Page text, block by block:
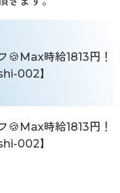
🍪Max時給1813円！
002】
🍪Max時給1813円！
002】